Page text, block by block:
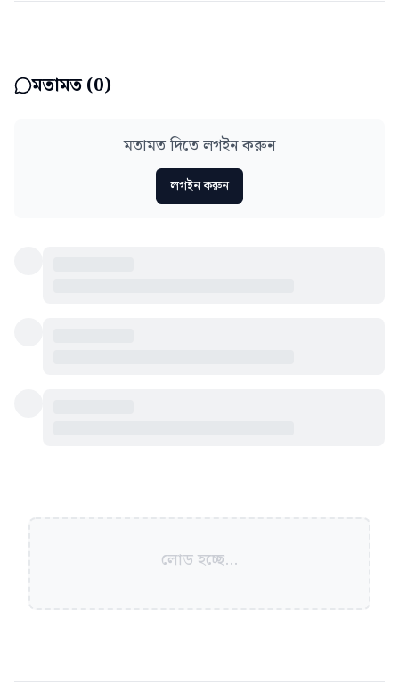
মতামত (0)
মতামত দিতে লগইন করুন
লগইন করুন
লোড হচ্ছে...